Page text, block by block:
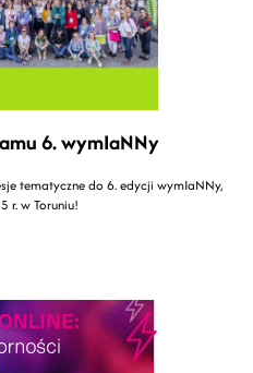
6. wymIaNNy
tematyczne do 6. edycji wymIaNNy,
r. w Toruniu!